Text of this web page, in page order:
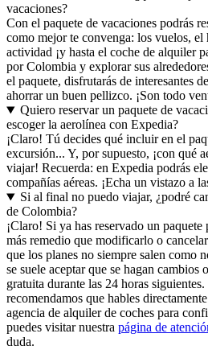
vacaciones?
Con el paquete de vacaciones podrás
como mejor te convenga: los vuelos, el
actividad ¡y hasta el coche de alquiler
por Colombia y explorar sus
el paquete, disfrutarás de interesantes
ahorrar un buen pellizco. ¡Son todo
Quiero reservar un paquete de
escoger la aerolínea con Expedia?
¡Claro! Tú decides qué incluir en el
excursión... Y, por supuesto, ¡con qué
viajar! Recuerda: en Expedia podrás
compañías aéreas. ¡Echa un vistazo a
Si al final no puedo viajar, ¿podré
de Colombia?
¡Claro! Si ya has reservado un
más remedio que modificarlo o
que los planes no siempre salen como
se suele aceptar que se hagan cambios
gratuita durante las 24 horas
recomendamos que hables
agencia de alquiler de coches para
puedes visitar nuestra página de
duda.